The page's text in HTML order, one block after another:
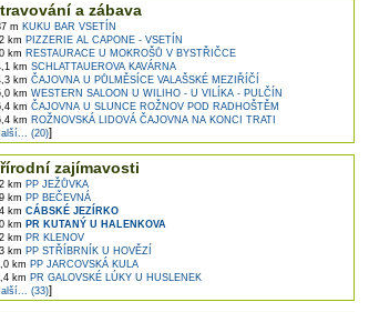
a zábava
m KUKU BAR VSETÍN
km PIZZERIE AL CAPONE - VSETÍN
km RESTAURACE U MOKROŠŮ V BYSTŘIČCE
km SCHLATTAUEROVA KAVÁRNA
km ČAJOVNA U PŮLMĚSÍCE VALAŠSKÉ MEZIŘÍČÍ
km WESTERN SALOON U WILIHO - U VILÍKA - PULČÍN
km ČAJOVNA U SLUNCE ROŽNOV POD RADHOŠTĚM
km ROŽNOVSKÁ LIDOVÁ ČAJOVNA NA KONCI TRATI
(20)]
zajímavosti
km PP JEŽŮVKA
km PP BEČEVNÁ
km CÁBSKÉ JEZÍRKO
km
PR KUTANÝ U HALENKOVA
km PR KLENOV
km PP STŘÍBRNÍK U HOVĚZÍ
km PP JARCOVSKÁ KULA
km PR GALOVSKÉ LÚKY U HUSLENEK
(33)]